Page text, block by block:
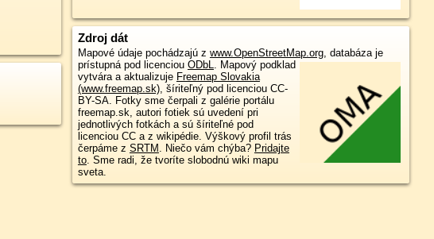
Zdroj dát
Mapové údaje pochádzajú z www.OpenStreetMap.org, databáza je
prístupná pod licenciou ODbL
Mapový podklad
vytvára a aktualizuje Freemap Slovakia
(www.freemap.sk), šíriteľný pod licenciou CC-
BY-SA. Fotky sme čerpali z galérie portálu
freemap.sk, autori fotiek sú uvedení pri
jednotlivých fotkách a sú šíriteľné pod
licenciou CC a z wikipédie. Výškový profil trás
čerpáme z SRTM . Niečo vám chýba? Pridajte
to. Sme radi, že tvoríte slobodnú wiki mapu
sveta.